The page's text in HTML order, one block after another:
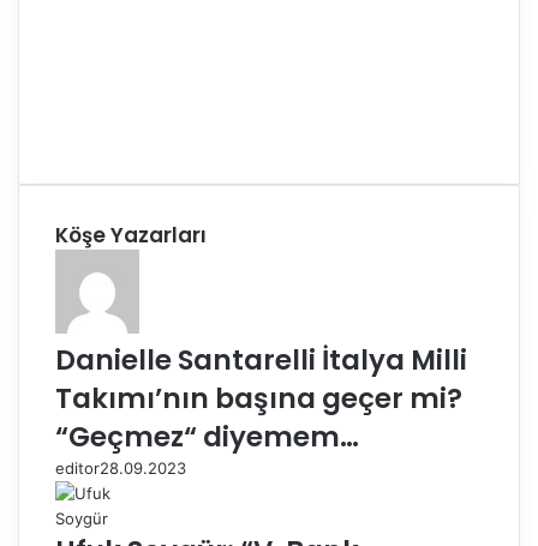
Köşe Yazarları
Danielle Santarelli İtalya Milli
Takımı’nın başına geçer mi?
“Geçmez“ diyemem…
editor28.09.2023